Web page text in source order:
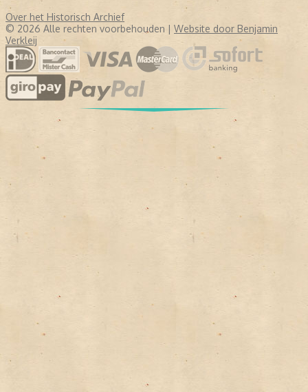
Over het Historisch Archief
© 2026 Alle rechten voorbehouden | Website door Benjamin
Verkleij